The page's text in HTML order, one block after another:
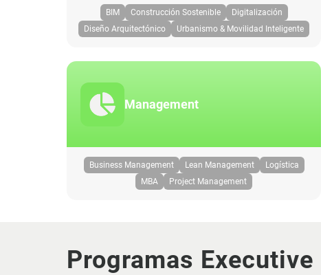
BIM Construcción Sostenible
Digitalización
Diseño Arquitectónico
Urbanismo & Movilidad Inteligente
Management
Business Management Lean Management
Logística
MBA
Project Management
Programas Executive